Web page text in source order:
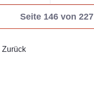
Seite 146 von 227
Zurück